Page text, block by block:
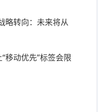
转向：未来将从
动优先”标签会限